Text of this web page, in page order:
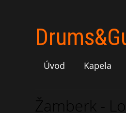
Úvod Kapela
Žamberk -